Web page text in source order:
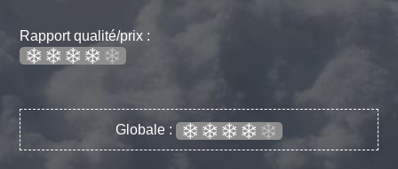
Rapport qualité/prix :
Globale :